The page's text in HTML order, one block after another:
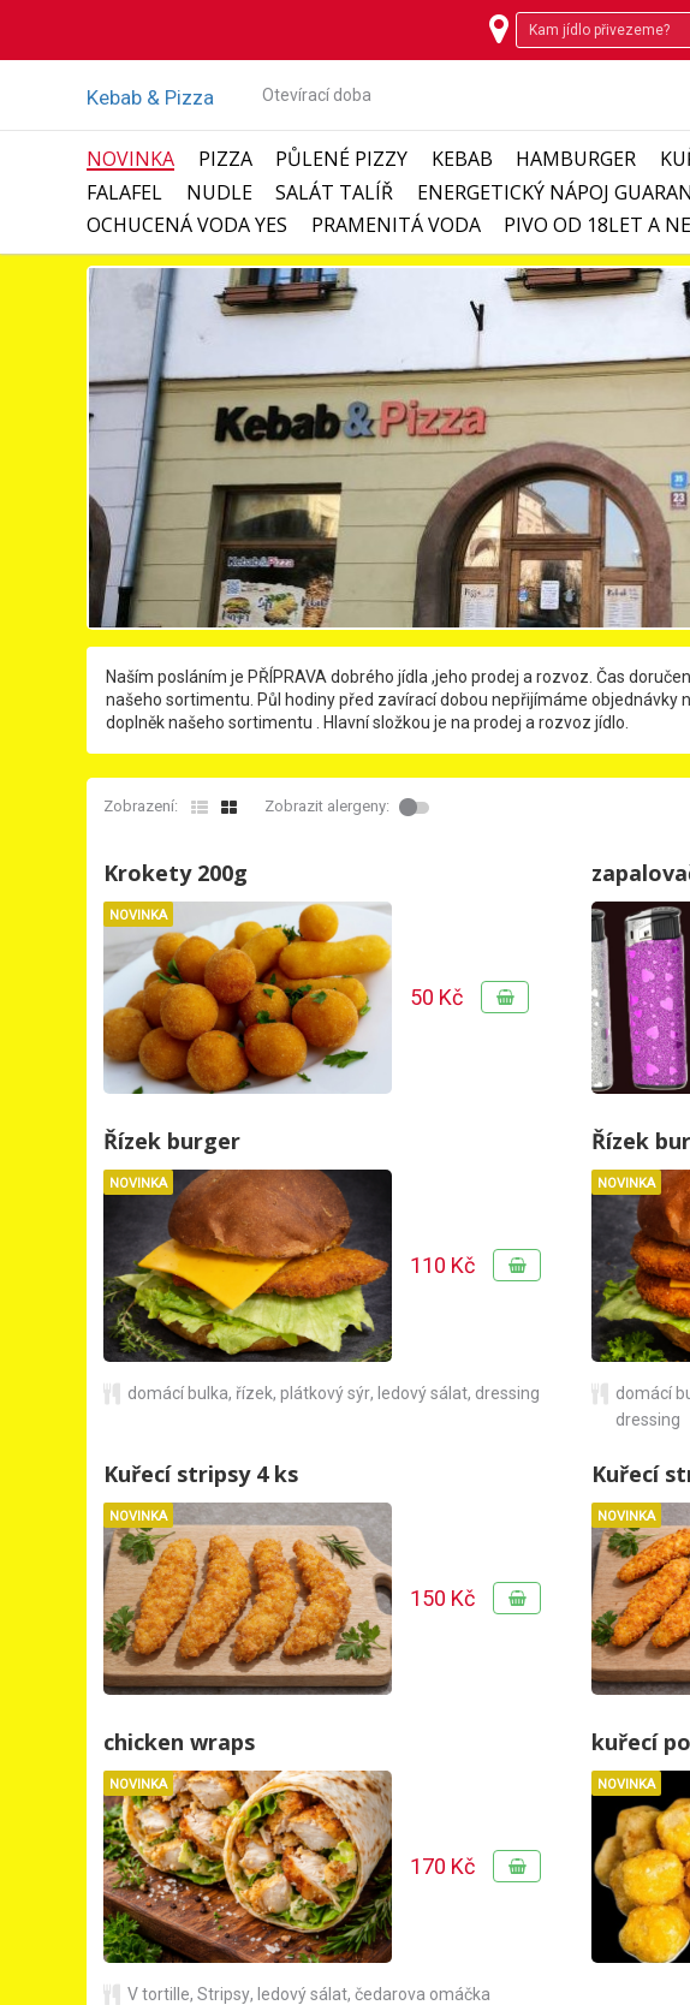
Kebab & Pizza Otevírací doba
NOVINKA PIZZA PŮLENÉ PIZZY KEBAB HAMBURGER
FALAFEL
NUDLE SALÁT TALÍŘ ENERGETICKÝ NÁPOJ
OCHUCENÁ VODA YES
PRAMENITÁ VODA PIVO OD 18LET A
Naším posláním je PŘÍPRAVA dobrého jídla ,jeho prodej a rozvoz. Čas
našeho sortimentu. Půl hodiny před zavírací dobou nepřijímáme objednávky
doplněk našeho sortimentu . Hlavní složkou je na prodej a rozvoz jídlo.
Zobrazení: Zobrazit alergeny:
Krokety 200g
NOVINKA
50 Kč
Řízek burger
NOVINKA
110 Kč
domácí bulka, řízek, plátkový sýr, ledový sálat, dressing
Řízek
NOVINKA
domácí
dressing
Kuřecí stripsy 4 ks
NOVINKA
150 Kč
Kuřecí
NOVINKA
chicken wraps
NOVINKA
170 Kč
V tortille, Stripsy, ledový sálat, čedarova omáčka
kuřecí
NOVINKA